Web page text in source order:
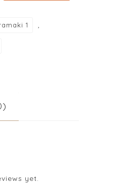
1 ,
yet.